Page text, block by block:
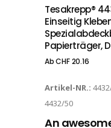
Tesakrepp®
Einseitig
Papierträger,
AbCHF20.16
Artikel-NR.:
4432/50
An